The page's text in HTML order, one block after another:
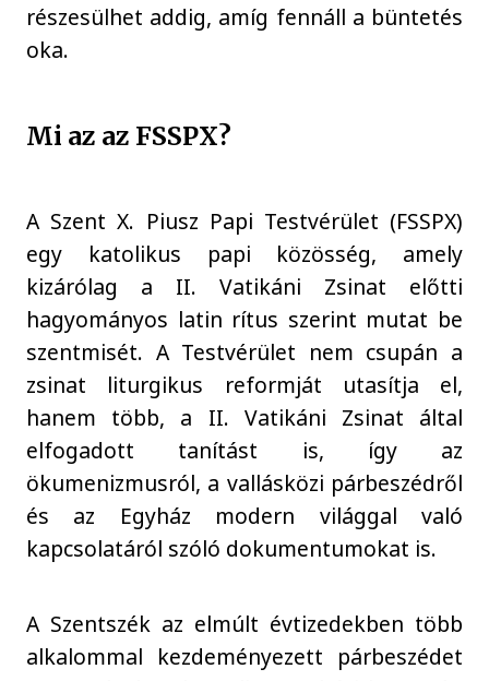
részesülhet addig, amíg fennáll a büntetés
oka.
Mi az az FSSPX?
A Szent X. Piusz Papi Testvérület (FSSPX)
egy katolikus papi közösség, amely
kizárólag a II. Vatikáni Zsinat előtti
hagyományos latin rítus szerint mutat be
szentmisét. A Testvérület nem csupán a
zsinat liturgikus reformját utasítja el,
hanem több, a II. Vatikáni Zsinat által
elfogadott tanítást is, így az
ökumenizmusról, a vallásközi párbeszédről
és az Egyház modern világgal való
kapcsolatáról szóló dokumentumokat is.
A Szentszék az elmúlt évtizedekben több
alkalommal kezdeményezett párbeszédet